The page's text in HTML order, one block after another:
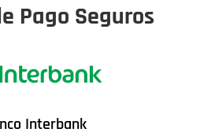
Pago Seguros
Interbank